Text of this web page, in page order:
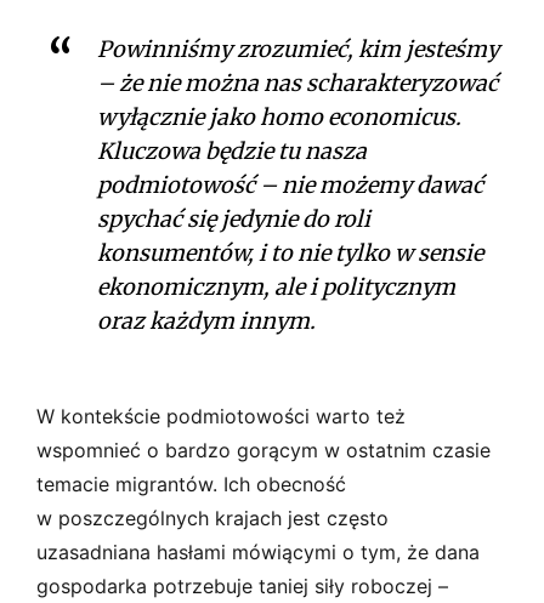
Powinniśmy zrozumieć, kim jesteśmy
– że nie można nas scharakteryzować
wyłącznie jako homo economicus.
Kluczowa będzie tu nasza
podmiotowość – nie możemy dawać
spychać się jedynie do roli
konsumentów, i to nie tylko w sensie
ekonomicznym, ale i politycznym
oraz każdym innym.
W kontekście podmiotowości warto też
wspomnieć o bardzo gorącym w ostatnim czasie
temacie migrantów. Ich obecność
w poszczególnych krajach jest często
uzasadniana hasłami mówiącymi o tym, że dana
gospodarka potrzebuje taniej siły roboczej –